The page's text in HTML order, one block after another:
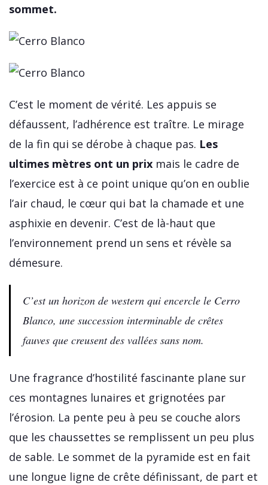
sommet.
C’est le moment de vérité. Les appuis se
défaussent, l’adhérence est traître. Le mirage
de la fin qui se dérobe à chaque pas. Les
ultimes mètres ont un prix mais le cadre de
l’exercice est à ce point unique qu’on en oublie
l’air chaud, le cœur qui bat la chamade et une
asphixie en devenir. C’est de là-haut que
l’environnement prend un sens et révèle sa
démesure.
C’est un horizon de western qui encercle le Cerro
Blanco, une succession interminable de crêtes
fauves que creusent des vallées sans nom.
Une fragrance d’hostilité fascinante plane sur
ces montagnes lunaires et grignotées par
l’érosion. La pente peu à peu se couche alors
que les chaussettes se remplissent un peu plus
de sable. Le sommet de la pyramide est en fait
une longue ligne de crête définissant, de part et